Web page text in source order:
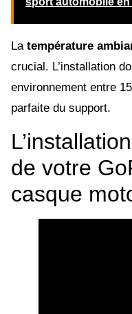
La température
crucial. L’installation
environnement entre
parfaite du support.
de votre
casque